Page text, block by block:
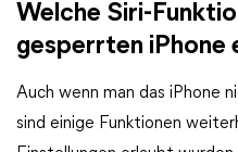
Welche Siri-
gesperrten iPhone
Auch wenn man das iPhone
sind einige Funktionen